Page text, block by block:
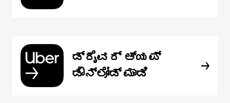
ಡ್ರೈವರ್ ಆ್ಯಪ್
ಡೌನ್‌ಲೋಡ್ ಮಾಡಿ